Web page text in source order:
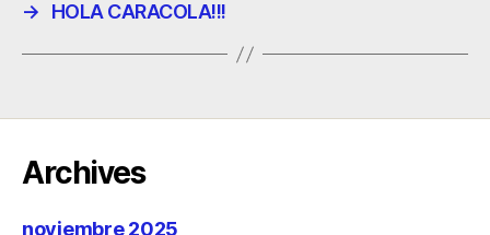
→
HOLA CARACOLA!!!
Archives
noviembre 2025